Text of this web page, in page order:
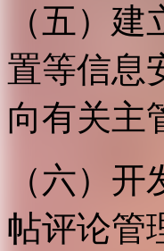
（五）
置等信息
向有关主
（六）
帖评论管